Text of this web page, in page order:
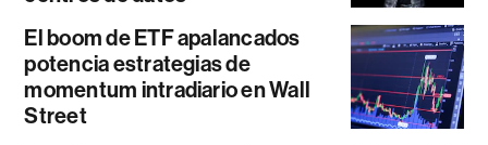
El boom de ETF apalancados
potencia estrategias de
momentum intradiario en Wall
Street